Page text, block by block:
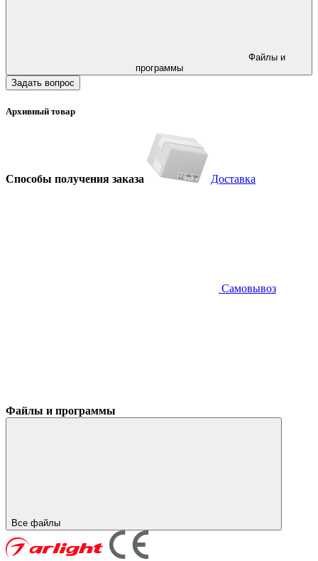
программы
Задать вопрос
Архивный товар
Способы получения заказа Доставка
Самовывоз
Файлы и программы
Все файлы